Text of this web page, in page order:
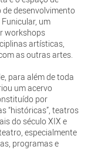
desenvolvimento
um
workshops
artísticas,
as outras artes.
para além de toda
um acervo
por
“históricas”, teatros
do século XIX e
especialmente
programas e